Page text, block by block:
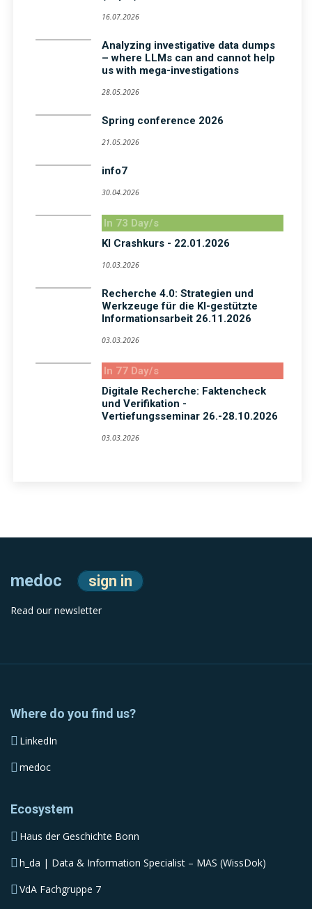
16.07.2026
Analyzing investigative data dumps
– where LLMs can and cannot help
us with mega-investigations
28.05.2026
Spring conference 2026
21.05.2026
info7
30.04.2026
In 73 Day/s
KI Crashkurs - 22.01.2026
10.03.2026
Recherche 4.0: Strategien und
Werkzeuge für die KI-gestützte
Informationsarbeit 26.11.2026
03.03.2026
In 77 Day/s
Digitale Recherche: Faktencheck
und Verifikation -
Vertiefungsseminar 26.-28.10.2026
03.03.2026
medoc sign in
Read our newsletter
Where do you find us?
LinkedIn
medoc
Ecosystem
Haus der Geschichte Bonn
h_da | Data & Information Specialist – MAS (WissDok)
VdA Fachgruppe 7